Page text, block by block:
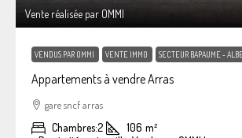
Vente réalisée par OMMI
VENDUS PAR OMMI VENTE IMMO SECTEUR BAPAUME -
Appartements à vendre Arras
gare sncf arras
Chambres:2 106 m²